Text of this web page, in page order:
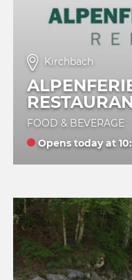
Kirchbach
FOOD & BEVERAGE
Opens today at